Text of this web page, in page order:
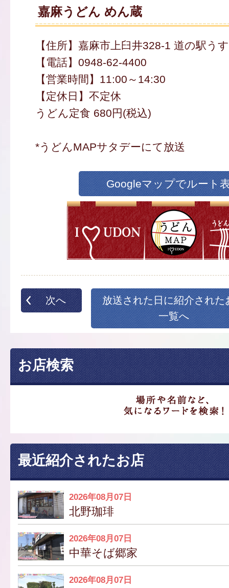
嘉麻うどん めん蔵
【住所】嘉麻市上臼井328-1 道の駅う
【電話】0948-62-4400
【営業時間】11:00～14:30
【定休日】不定休
うどん定食 680円(税込)
*うどんMAPサタデーにて放送
Googleマップでルート
次へ
放送された日に紹介された
一覧へ
お店検索
最近紹介されたお店
2026年08月07日
北野珈琲
2026年08月07日
中華そば郷家
2026年08月07日